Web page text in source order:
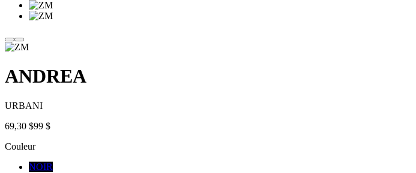
ANDREA
URBANI
69,30 $99 $
Couleur
NOIR